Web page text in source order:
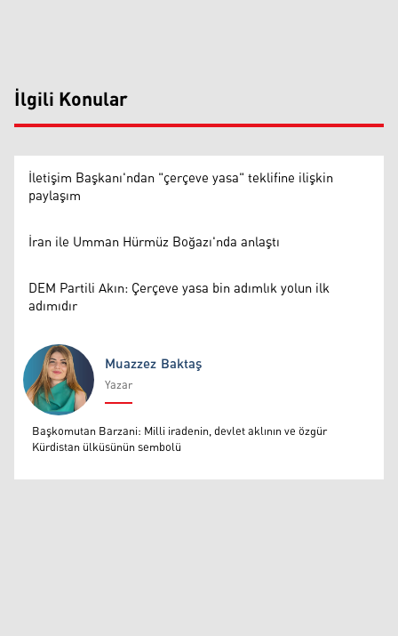
İlgili Konular
İletişim Başkanı'ndan "çerçeve yasa" teklifine ilişkin
paylaşım
İran ile Umman Hürmüz Boğazı'nda anlaştı
DEM Partili Akın: Çerçeve yasa bin adımlık yolun ilk
adımıdır
Muazzez Baktaş
Muazzez Baktaş
Yazar
Başkomutan Barzani: Milli iradenin, devlet aklının ve özgür
Kürdistan ülküsünün sembolü